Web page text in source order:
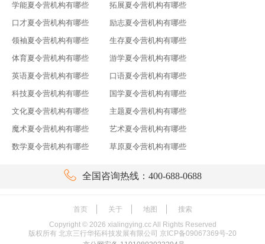
学能夏令营机构有哪些
拓展夏令营机构有哪些
口才夏令营机构有哪些
励志夏令营机构有哪些
领袖夏令营机构有哪些
生存夏令营机构有哪些
体育夏令营机构有哪些
游学夏令营机构有哪些
英语夏令营机构有哪些
口语夏令营机构有哪些
科技夏令营机构有哪些
国学夏令营机构有哪些
文化夏令营机构有哪些
主题夏令营机构有哪些
魔术夏令营机构有哪些
艺术夏令营机构有哪些
数学夏令营机构有哪些
草原夏令营机构有哪些
 全国咨询热线：400-688-0688
首页 关于 地图
搜索
Copyright © 2026 xialingying.cc All Rights Reserved
版权所有 北京三行华拓科技发展有限公司 京ICP备09067369号-20